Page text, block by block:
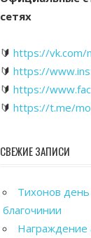
сетях
🔰 https://vk.com/
🔰 https://
🔰 https://
🔰 https://t.me/
СВЕЖИЕ ЗАПИСИ
Тихонов
благочинии
Награждение